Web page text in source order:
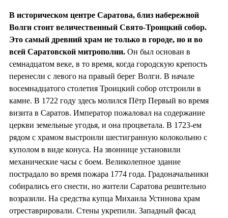
В историческом центре Саратова, близ набережной
Волги стоит величественный Свято-Троицкий собор.
Это самый древний храм не только в городе, но и во
всей Саратовской митрополии. Он был основан в
семнадцатом веке, в то время, когда городскую крепость
перенесли с левого на правый берег Волги. В начале
восемнадцатого столетия Троицкий собор отстроили в
камне. В 1722 году здесь молился Пётр Первый во время
визита в Саратов. Император пожаловал на содержание
церкви земельные угодья, и она процветала. В 1723-ем
рядом с храмом выстроили шестигранную колокольню с
куполом в виде конуса. На звоннице установили
механические часы с боем. Великолепное здание
пострадало во время пожара 1774 года. Градоначальники
собирались его снести, но жители Саратова решительно
возразили. На средства купца Михаила Устинова храм
отреставрировали. Стены укрепили. Западный фасад